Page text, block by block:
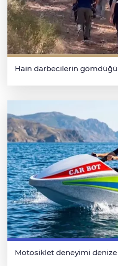
Hain darbecilerin gömdüğü
Motosiklet deneyimi denize